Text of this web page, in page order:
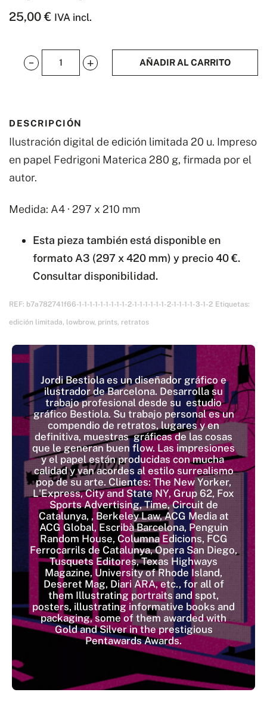
25,00€ IVA incl.
Sigourney
AÑADIR AL CARRITO
DESCRIPCIÓN
Ilustración digital de edición limitada 20 u. Impreso
en papel Fedrigoni Materica 280 g, firmada por el
autor.
Medida: A4 · 297 x 210 mm
Esta pieza también está disponible en
formato A3 (297 x 420 mm) y precio 40 €.
Consultar disponibilidad.
REF: b7a782741f66-1-1-1-1-1-1-1-1-1-2-1-1-1-1-1-1-2-1-1-1-1-3-1-2 Etiquetas:
edición limitada, lowbrow, prints, retratos
Jordi Bestiola es un diseñador gráfico e
ilustrador de Barcelona. Desarrolla su
trabajo profesional desde su estudio
gráfico Bestiola. Su trabajo personal es un
compendio de retratos, lugares y en
definitiva, muestras gráficas de las cosas
que le generan buen flow. Las impresiones
y el papel están producidas con mucha
calidad y van acordes al estilo surrealismo
pop de su arte. Clientes: The New Yorker,
L'Express, City and State NY, Grup 62, Fox
Sports Advertising, Time, Circuit de
Catalunya, , Berkeley Law, ACG Media at
ACG Global, Escribà Barcelona, Penguin
Random House, Columna Edicions, FCG
Ferrocarrils de Catalunya, Opera San Diego,
Tusquets Editores, Texas Highways
Magazine, University of Rhode Island,
Deseret Mag, Diari ARA, etc., for all of
them Illustrating portraits and spot,
posters, illustrating informative books and
packaging, some of them awarded with
Gold and Silver in the prestigious
Pentawards Awards.​​​​​​​